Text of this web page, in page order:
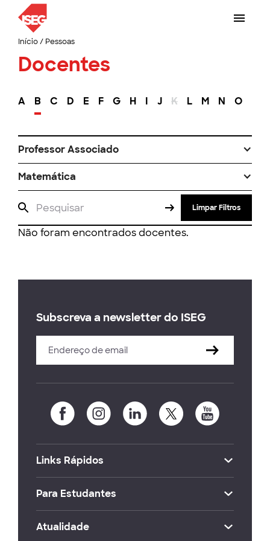
Início/ Pessoas
Docentes
A B C D E F G H I J K L M N O
Professor Associado
Matemática
Limpar Filtros
Não foram encontrados docentes.
Subscreva a newsletter do ISEG
Links Rápidos
Para Estudantes
Atualidade